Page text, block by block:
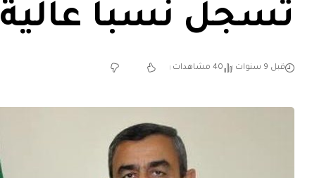
تسجل نسباً عالية
قبل 9 سنوات 40 مشاهدات